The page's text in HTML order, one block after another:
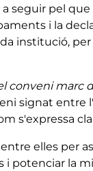
seguir pel
i la
institució,
marc
signat entre
s'expressa
elles per
potenciar la